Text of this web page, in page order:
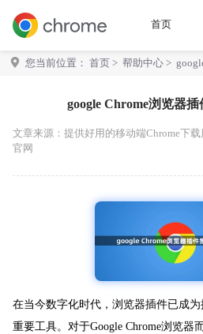
首页
您当前位置： 首页 > 帮助中心 > google Chrome浏览器插件推荐测评
google Chrome浏览器
文章来源： 提供好用的移动端Chrome下载
官网
在当今数字化时代，浏览器插件已成
重要工具。对于Google Chrome浏览器